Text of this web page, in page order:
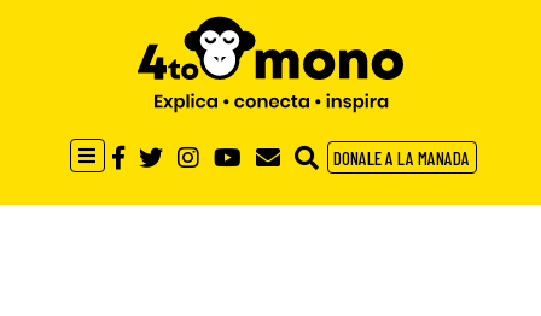
DONALE A LA MANADA